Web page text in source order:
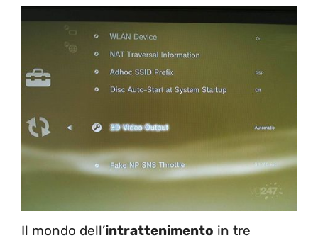
Il mondo dell’intrattenimento in tre